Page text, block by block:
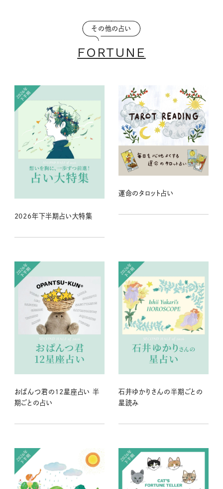
その他の占い
FORTUNE
2026年下半期占い大特集
運命のタロット占い
おぱんつ君の12星座占い 半
期ごとの占い
石井ゆかりさんの半期ごとの
星読み